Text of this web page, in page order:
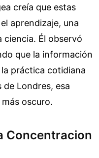
creía que estas
aprendizaje, una
ciencia. Él observó
que la información
práctica cotidiana
Londres, esa
oscuro.
Concentracion